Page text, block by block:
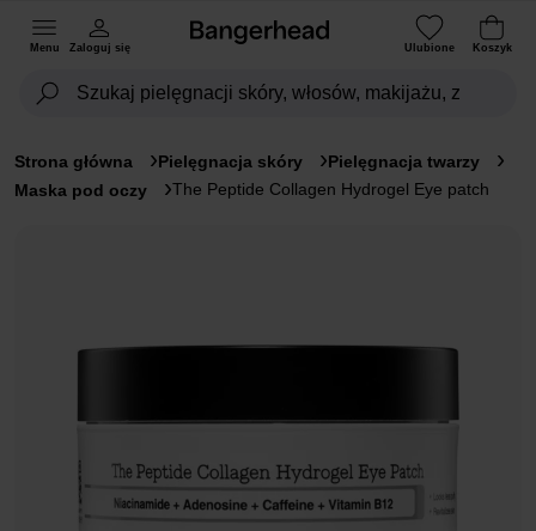
Menu Zaloguj się Ulubione Koszyk
Strona główna Pielęgnacja skóry
Pielęgnacja twarzy
Maska pod oczy
The Peptide Collagen Hydrogel Eye patch